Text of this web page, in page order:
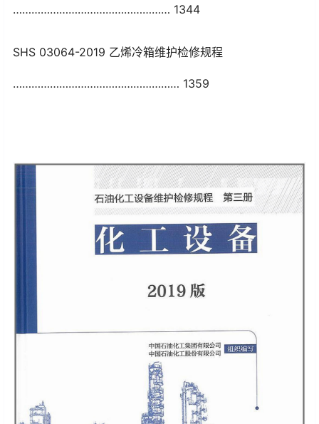
…………………………………………… 1344
SHS 03064-2019 乙烯冷箱维护检修规程
……………………………………………… 1359